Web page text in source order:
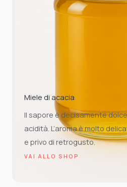
Miele di acacia
Il sapore è decisamente
acidità. L’aroma è molto
e privo di retrogusto.
VAI ALLO SHOP